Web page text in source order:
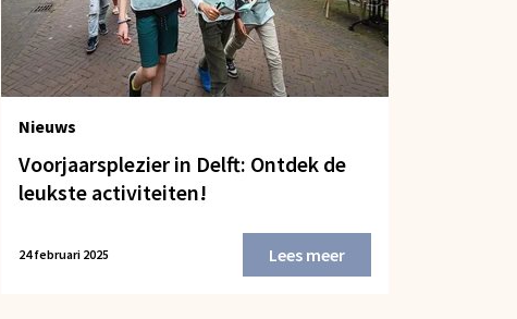
Nieuws
Voorjaarsplezier in Delft: Ontdek de
leukste activiteiten!
24 februari 2025 Lees meer